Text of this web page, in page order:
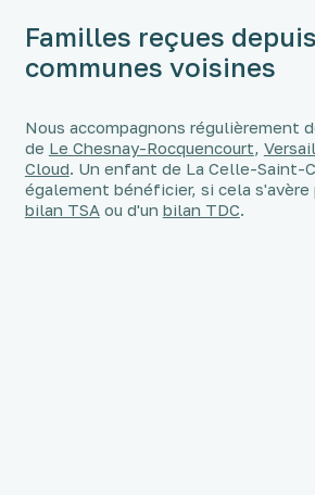
Familles reçues
communes voisines
Nous accompagnons régulièrement
de Le Chesnay-Rocquencourt,
Cloud. Un enfant de La Celle-Saint-
également bénéficier, si cela
bilan TSAou d'un bilan TDC.